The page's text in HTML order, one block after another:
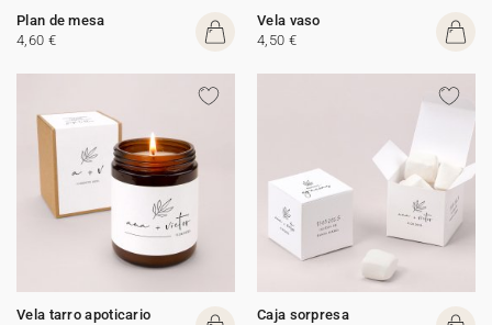
Plan de mesa
4,60 €
Vela vaso
4,50 €
Vela tarro apoticario
Caja sorpresa